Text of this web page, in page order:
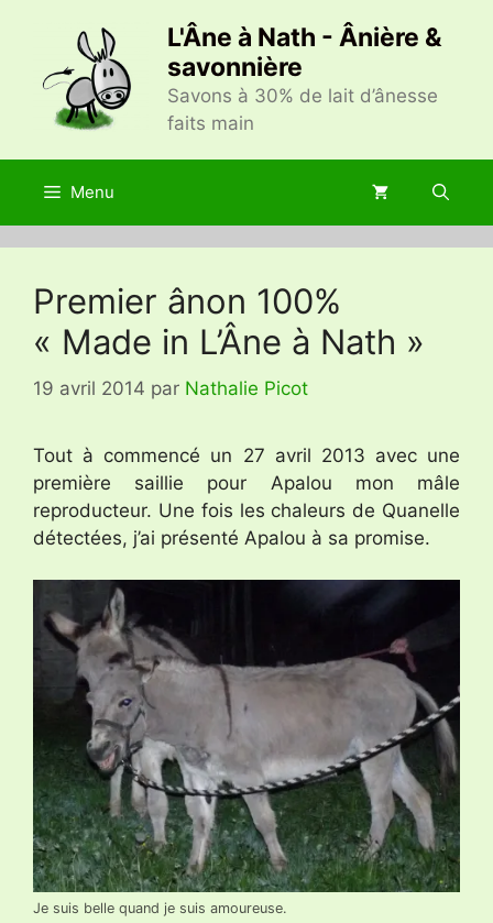
contenu
L'Âne à Nath - Ânière &
savonnière
Savons à 30% de lait d’ânesse
faits main
Menu
Premier ânon 100%
« Made in L’Âne à Nath »
19 avril 2014 par Nathalie Picot
Tout à commencé un 27 avril 2013 avec une
première saillie pour Apalou mon mâle
reproducteur. Une fois les chaleurs de Quanelle
détectées, j’ai présenté Apalou à sa promise.
Je suis belle quand je suis amoureuse.